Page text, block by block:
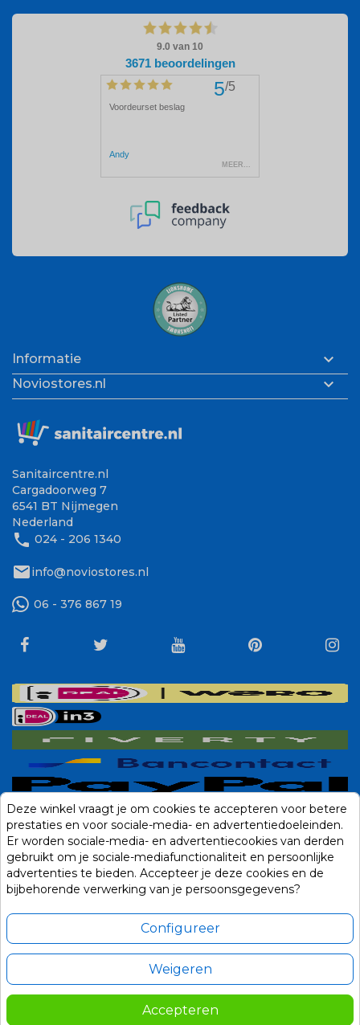
Informatie 
Noviostores.nl 
Sanitaircentre.nl
Cargadoorweg 7
6541 BT Nijmegen
Nederland
phone 024 - 206 1340
mailinfo@noviostores.nl
06 - 376 867 19
Deze winkel vraagt je om cookies te accepteren voor betere
prestaties en voor sociale-media- en advertentiedoeleinden.
Er worden sociale-media- en advertentiecookies van derden
gebruikt om je sociale-mediafunctionaliteit en persoonlijke
advertenties te bieden. Accepteer je deze cookies en de
bijbehorende verwerking van je persoonsgegevens?
Configureer
Weigeren
Accepteren